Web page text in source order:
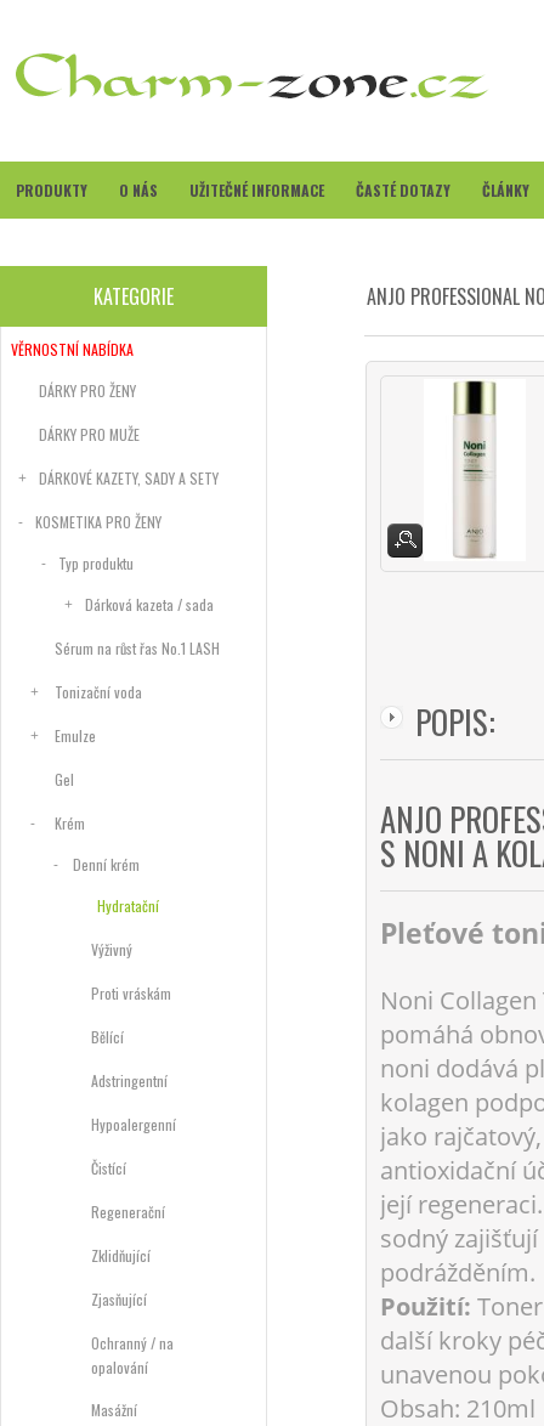
PRODUKTY O NÁS UŽITEČNÉ INFORMACE ČASTÉ DOTAZY ČLÁNKY
KATEGORIE
VĚRNOSTNÍ NABÍDKA
DÁRKY PRO ŽENY
DÁRKY PRO MUŽE
DÁRKOVÉ KAZETY, SADY A SETY
KOSMETIKA PRO ŽENY
Typ produktu
Dárková kazeta / sada
Sérum na růst řas No.1 LASH
Tonizační voda
Emulze
Gel
Krém
Denní krém
Hydratační
Výživný
Proti vráskám
Bělící
Adstringentní
Hypoalergenní
Čistící
Regenerační
Zklidňující
Zjasňující
Ochranný / na
opalování
Masážní
ANJO PROFESSIONAL
POPIS:
ANJO
S NONI A
Pleťové
Noni
pomáhá
noni dodává
kolagen
jako
antioxidační
její
sodný
podrážděním.
Použití:
další kroky
unavenou
Obsah: 210ml